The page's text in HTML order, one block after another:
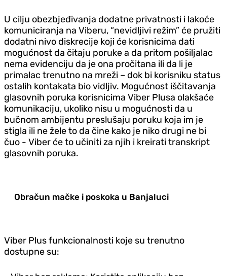
U cilju obezbjeđivanja dodatne privatnosti i lakoće
komuniciranja na Viberu, “nevidljivi režim” će pružiti
dodatni nivo diskrecije koji će korisnicima dati
mogućnost da čitaju poruke a da pritom pošiljalac
nema evidenciju da je ona pročitana ili da li je
primalac trenutno na mreži – dok bi korisniku status
ostalih kontakata bio vidljiv. Mogućnost iščitavanja
glasovnih poruka korisnicima Viber Plusa olakšaće
komunikaciju, ukoliko nisu u mogućnosti da u
bučnom ambijentu preslušaju poruku koja im je
stigla ili ne žele to da čine kako je niko drugi ne bi
čuo - Viber će to učiniti za njih i kreirati transkript
glasovnih poruka.
Obračun mačke i poskoka u Banjaluci
Viber Plus funkcionalnosti koje su trenutno
dostupne su: